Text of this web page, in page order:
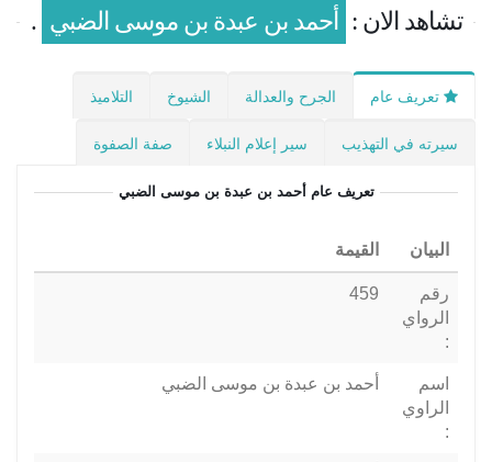
تشاهد الان : أحمد بن عبدة بن موسى الضبي .
تعريف عام الجرح والعدالة الشيوخ التلاميذ
سيرته في التهذيب سير إعلام النبلاء صفة الصفوة
تعريف عام أحمد بن عبدة بن موسى الضبي
البيان القيمة
رقم
الرواي
:
459
اسم
الراوي
:
أحمد بن عبدة بن موسى الضبي